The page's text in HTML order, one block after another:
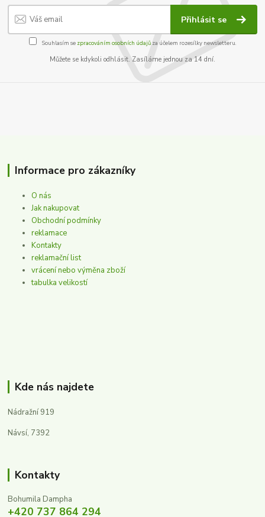
Přihlásit se
Souhlasím se zpracováním osobních údajůza účelem rozesílky newsletteru.
Můžete se kdykoli odhlásit. Zasíláme jednou za 14 dní.
Informace pro zákazníky
O nás
Jak nakupovat
Obchodní podmínky
reklamace
Kontakty
reklamační list
vrácení nebo výměna zboží
tabulka velikostí
Kde nás najdete
Nádražní 919
Návsí, 7392
Kontakty
Bohumila Dampha
+420 737 864 294